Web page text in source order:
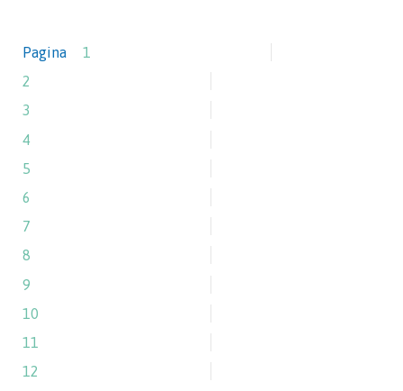
Pagina
1
2
3
4
5
6
7
8
9
10
11
12